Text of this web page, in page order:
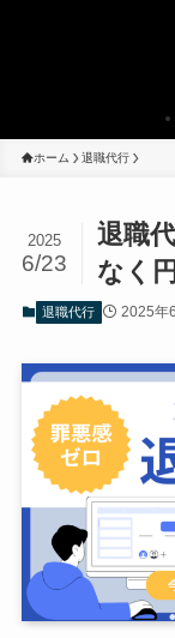
ホーム 退職代行
退職
なく
2025
6/23
退職代行 2025年